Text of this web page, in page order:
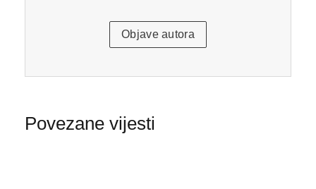
Objave autora
Povezane vijesti